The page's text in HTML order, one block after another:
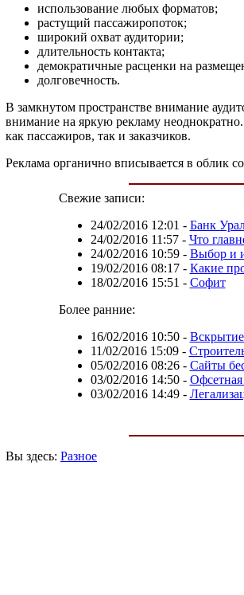
использование любых форматов;
растущий пассажиропоток;
широкий охват аудитории;
длительность контакта;
демократичные расценки на
долговечность.
В замкнутом пространстве внимание
внимание на яркую рекламу
как пассажиров, так и заказчиков.
Реклама органично вписывается в облик
Свежие записи:
24/02/2016 12:01 - Банк
24/02/2016 11:57- Что
24/02/2016 10:59- Выбор и
19/02/2016 08:17- Какие
18/02/2016 15:51 - Софит
Более ранние:
16/02/2016 10:50-
11/02/2016 15:09-
05/02/2016 08:26- Сайты
03/02/2016 14:50- Офсетная
03/02/2016 14:49-
Вы здесь: Разное